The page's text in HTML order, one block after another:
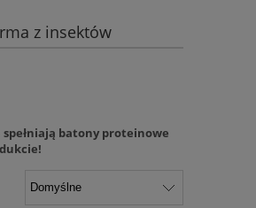
z insektów
batony proteinowe